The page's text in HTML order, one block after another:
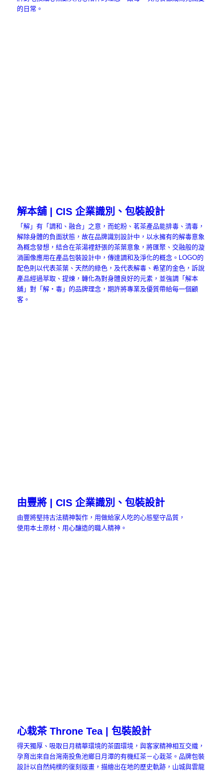
的日常。
解本舖 | CIS 企業識別、包裝設計
「解」有「調和、融合」之意，而蛇粉、茗茶產品能排毒、清毒，
解除身體的負面狀態，故在品牌識別設計中，以水擁有的解毒意象
為概念發想，結合在茶湯裡舒張的茶葉意象，將匯聚、交融般的漩
渦圖像應用在產品包裝設計中，傳達調和及淨化的概念。LOGO的
配色則以代表茶葉、天然的綠色，及代表解毒、希望的金色，訴說
產品經過萃取、提煉，轉化為對身體良好的元素，並強調「解本
舖」對「解‧毒」的品牌理念，期許將專業及優質帶給每一個顧
客。
由豐將 | CIS 企業識別、包裝設計
由豐將堅持古法精神製作，用做給家人吃的心態堅守品質，
使用本土原材、用心釀造的職人精神。
心栽茶 Throne Tea | 包裝設計
得天獨厚、吸取日月精華環境的茶園環境，與客家精神相互交織，
孕育出來自台灣南投魚池鄉日月潭的有機紅茶－心栽茶。品牌包裝
設計以自然純樸的復刻版畫，描繪出在地的歷史軌跡，山城與雲龍